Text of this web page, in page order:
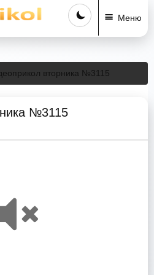
Меню
вторника №3115
№3115